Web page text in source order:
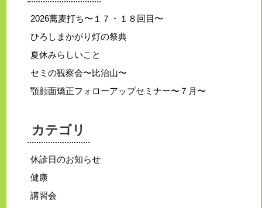
2026蕎麦打ち〜１７・１８回目〜
ひろしまかがり灯の祭典
夏休みらしいこと
セミの観察会〜比治山〜
顎顔面矯正フォローアップセミナー〜７月〜
カテゴリ
休診日のお知らせ
健康
講習会